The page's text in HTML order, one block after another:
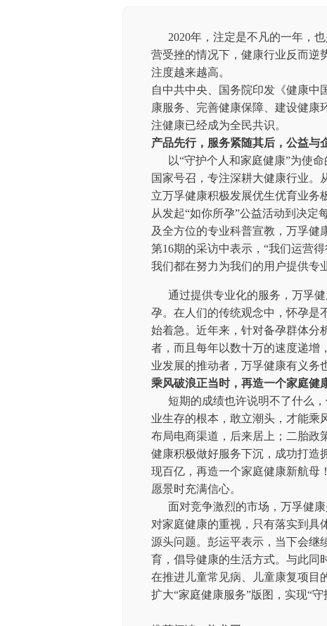
2020年，注定是不凡的一年，也
营受挫的情况下，健康行业反而逆
注度越来越高。
自中共中央、国务院印发《健康中
康服务、完善健康保障、建设健康
注健康已经成为全民共识。
产品先行，服务紧随其后，公益与
以“守护个人和家庭健康”为使
国家号召，专注深耕大健康行业。
立万孚健康积极发展优生优育业务
从发起“如你所孕”公益活动到决定
及全方位的专业科普宣教，万孚健
第16期的采访中表示，“我们运营
我们都在努力为我们的用户提供专
通过提供专业化的服务，万孚健
孕。在人们的传统观念中，怀孕是
始着急。近年来，针对备孕群体分
者，而且每年以数十万的速度递增
业发展的推动者，万孚健康有义务
乘风破浪正当时，再造一个家庭健
短期的成绩也许说明不了什么，
业生存的根本，敢立潮头，才能乘
布局电商渠道，后来居上；二胎政
健康积极做好服务下沉，成功打造
现百亿，再造一个家庭健康新航母
愿景时充满信心。
面对竞争激烈的市场，万孚健康
对家庭健康的重视，只有落实到具
源头问题。彭运平表示，当下会继
育，倡导健康的生活方式。与此同
在推进儿童常见病、儿童康复项目
扩大“家庭健康服务”版图，实现“